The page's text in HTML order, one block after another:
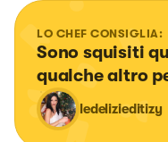
LO CHEF CONSIGLIA:
Sono squisiti
qualche altro
ledelizieditizy